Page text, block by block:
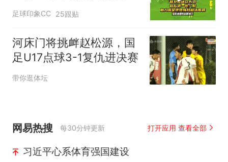
强敌勒沃库森！
足球印象CC 25跟贴
河床门将挑衅赵松源，国
足U17点球3-1复仇进决赛
带你逛体坛
网易热搜 每30分钟更新 打开应用 查看全部
习近平心系体育强国建设